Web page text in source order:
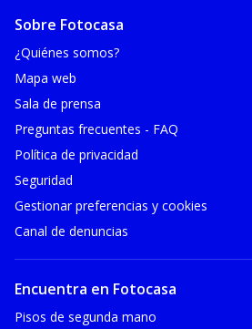
Sobre Fotocasa
¿Quiénes somos?
Mapa web
Sala de prensa
Preguntas frecuentes - FAQ
Política de privacidad
Seguridad
Gestionar preferencias y cookies
Canal de denuncias
Encuentra en Fotocasa
Pisos de segunda mano